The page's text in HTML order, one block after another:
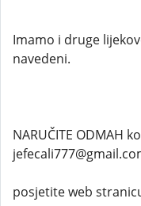
Imamo i druge
navedeni.
NARUČITE ODMAH
posjetite web